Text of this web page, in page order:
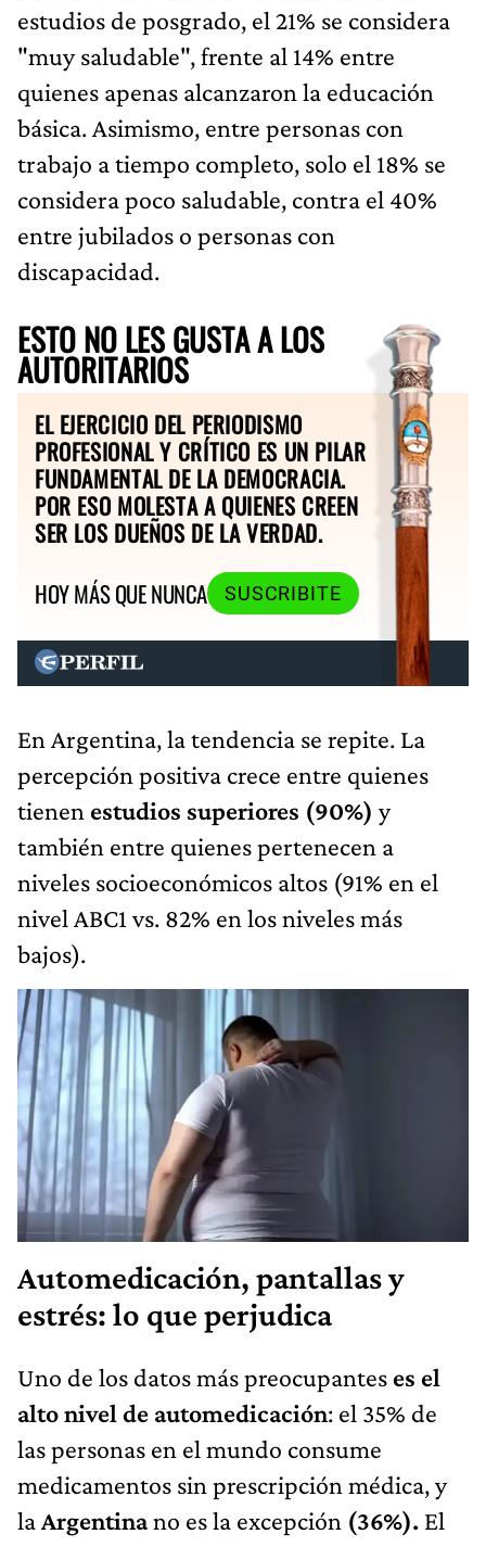
estudios de posgrado, el 21% se considera
"muy saludable", frente al 14% entre
quienes apenas alcanzaron la educación
básica. Asimismo, entre personas con
trabajo a tiempo completo, solo el 18% se
considera poco saludable, contra el 40%
entre jubilados o personas con
discapacidad.
ESTO NO LES GUSTA A LOS
AUTORITARIOS
EL EJERCICIO DEL PERIODISMO
PROFESIONAL Y CRÍTICO ES UN PILAR
FUNDAMENTAL DE LA DEMOCRACIA.
POR ESO MOLESTA A QUIENES CREEN
SER LOS DUEÑOS DE LA VERDAD.
HOY MÁS QUE NUNCA
SUSCRIBITE
En Argentina, la tendencia se repite. La
percepción positiva crece entre quienes
tienen estudios superiores (90%) y
también entre quienes pertenecen a
niveles socioeconómicos altos (91% en el
nivel ABC1 vs. 82% en los niveles más
bajos).
Automedicación, pantallas y
estrés: lo que perjudica
Uno de los datos más preocupantes es el
alto nivel de automedicación: el 35% de
las personas en el mundo consume
medicamentos sin prescripción médica, y
laArgentinano es la excepción (36%). El